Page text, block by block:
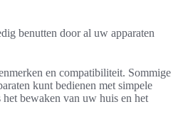
benutten door al uw apparaten
en compatibiliteit. Sommige
kunt bedienen met simpele
het bewaken van uw huis en het